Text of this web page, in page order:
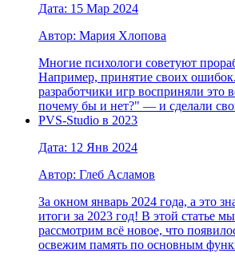
Дата: 15 Мар 2024
Автор: Мария Хлопова
Многие психологи советуют
Например, принятие своих
разработчики игр восприняли это
почему бы и нет?" — и сделали
PVS-Studio в 2023
Дата: 12 Янв 2024
Автор: Глеб Асламов
За окном январь 2024 года, а это
итоги за 2023 год! В этой статье
рассмотрим всё новое, что
освежим память по основным